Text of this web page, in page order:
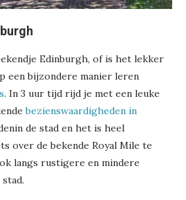
Edinburgh, of is het lekker
een bijzondere manier leren
. In 3 uur tijd rijd je met een leuke
bezienswaardigheden in
de stad en het is heel
over de bekende Royal Mile te
langs rustigere en mindere